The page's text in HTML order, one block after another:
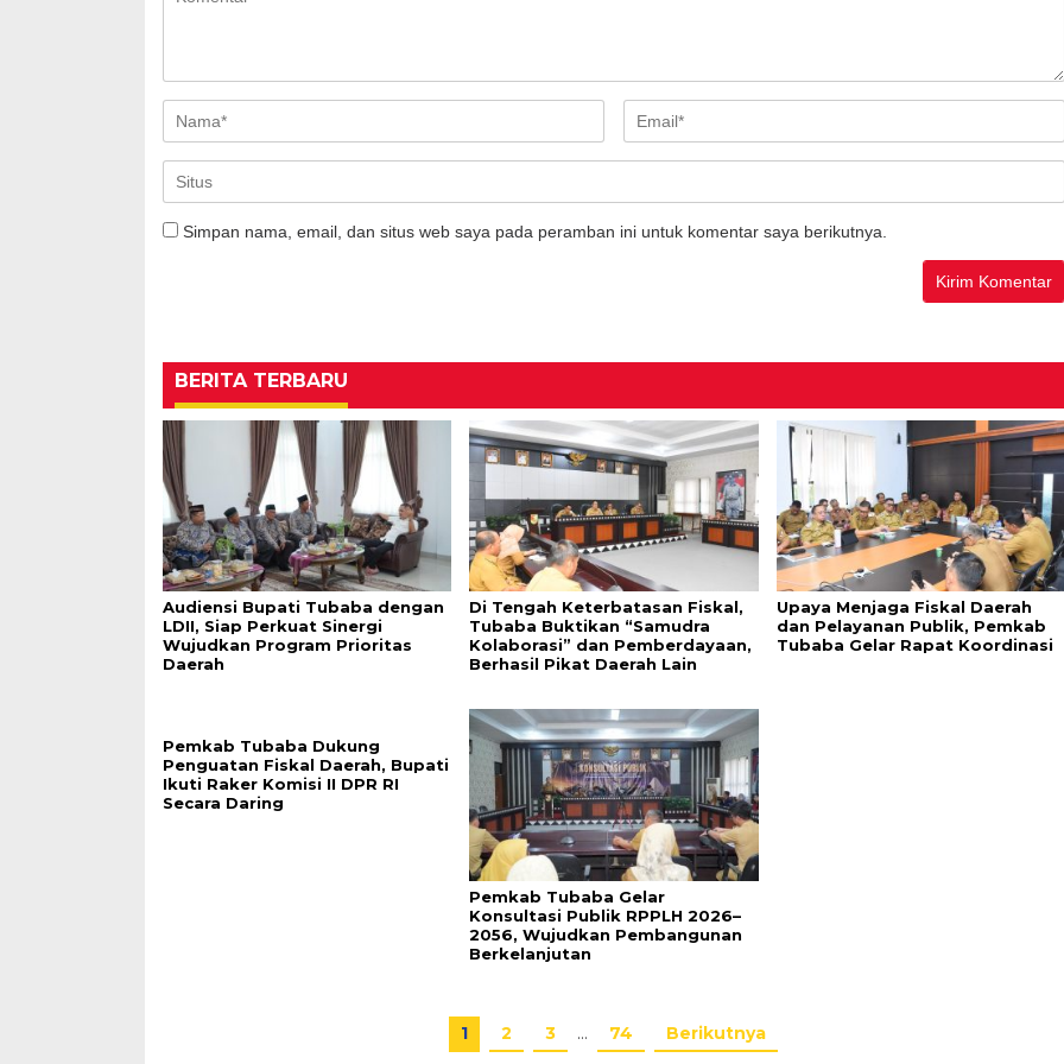
Simpan nama, email, dan situs web saya pada peramban ini untuk komentar saya berikutnya.
BERITA TERBARU
Audiensi Bupati Tubaba dengan
LDII, Siap Perkuat Sinergi
Wujudkan Program Prioritas
Daerah
Di Tengah Keterbatasan Fiskal,
Tubaba Buktikan “Samudra
Kolaborasi” dan Pemberdayaan,
Berhasil Pikat Daerah Lain
Upaya Menjaga Fiskal Daerah
dan Pelayanan Publik, Pemkab
Tubaba Gelar Rapat Koordinasi
Pemkab Tubaba Dukung
Penguatan Fiskal Daerah, Bupati
Ikuti Raker Komisi II DPR RI
Secara Daring
Pemkab Tubaba Gelar
Konsultasi Publik RPPLH 2026–
2056, Wujudkan Pembangunan
Berkelanjutan
1 2 3 … 74 Berikutnya